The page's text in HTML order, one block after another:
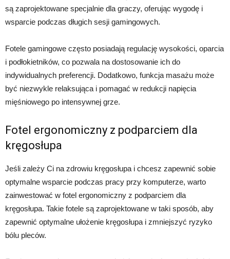
są zaprojektowane specjalnie dla graczy, oferując wygodę i
wsparcie podczas długich sesji gamingowych.
Fotele gamingowe często posiadają regulację wysokości, oparcia
i podłokietników, co pozwala na dostosowanie ich do
indywidualnych preferencji. Dodatkowo, funkcja masażu może
być niezwykle relaksująca i pomagać w redukcji napięcia
mięśniowego po intensywnej grze.
Fotel ergonomiczny z podparciem dla
kręgosłupa
Jeśli zależy Ci na zdrowiu kręgosłupa i chcesz zapewnić sobie
optymalne wsparcie podczas pracy przy komputerze, warto
zainwestować w fotel ergonomiczny z podparciem dla
kręgosłupa. Takie fotele są zaprojektowane w taki sposób, aby
zapewnić optymalne ułożenie kręgosłupa i zmniejszyć ryzyko
bólu pleców.